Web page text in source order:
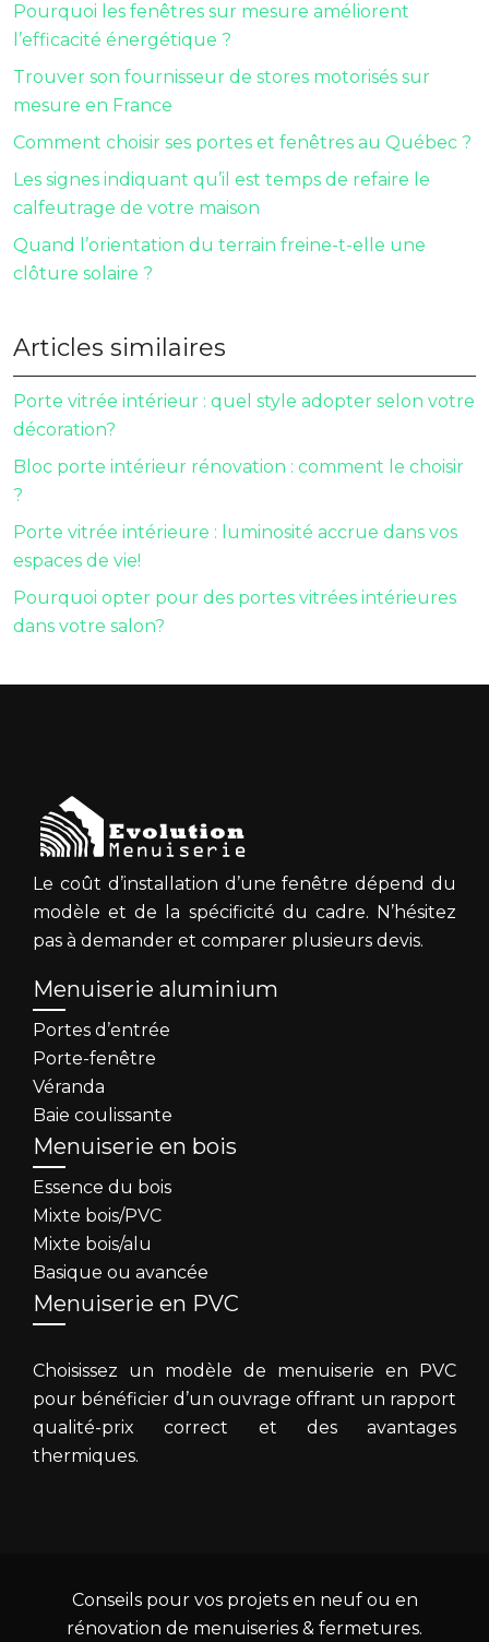
Pourquoi les fenêtres sur mesure améliorent
l’efficacité énergétique ?
Trouver son fournisseur de stores motorisés sur
mesure en France
Comment choisir ses portes et fenêtres au Québec ?
Les signes indiquant qu’il est temps de refaire le
calfeutrage de votre maison
Quand l’orientation du terrain freine-t-elle une
clôture solaire ?
Articles similaires
Porte vitrée intérieur : quel style adopter selon votre
décoration?
Bloc porte intérieur rénovation : comment le choisir
?
Porte vitrée intérieure : luminosité accrue dans vos
espaces de vie!
Pourquoi opter pour des portes vitrées intérieures
dans votre salon?
Le coût d’installation d’une fenêtre dépend du
modèle et de la spécificité du cadre. N’hésitez
pas à demander et comparer plusieurs devis.
Menuiserie aluminium
Portes d’entrée
Porte-fenêtre
Véranda
Baie coulissante
Menuiserie en bois
Essence du bois
Mixte bois/PVC
Mixte bois/alu
Basique ou avancée
Menuiserie en PVC
Choisissez un modèle de menuiserie en PVC
pour bénéficier d’un ouvrage offrant un rapport
qualité-prix correct et des avantages
thermiques.
Conseils pour vos projets en neuf ou en
rénovation de menuiseries & fermetures.